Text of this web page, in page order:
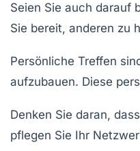
Seien Sie auch darauf
Sie bereit, anderen zu
Persönliche Treffen
aufzubauen. Diese
Denken Sie daran,
pflegen Sie Ihr